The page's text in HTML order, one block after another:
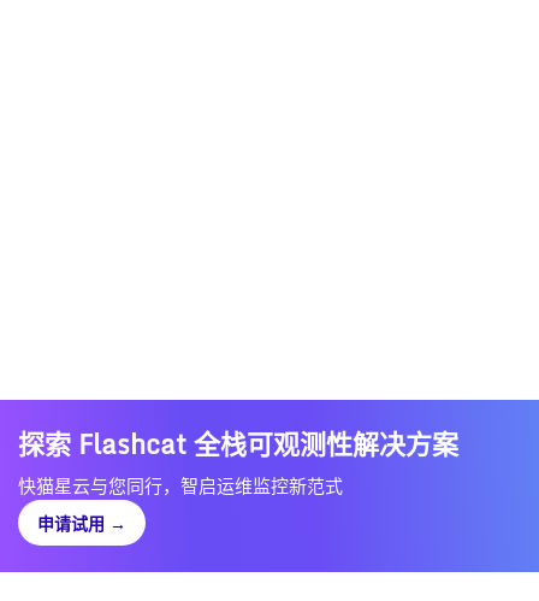
探索 Flashcat 全栈可观测性解决方案
快猫星云与您同行，智启运维监控新范式
申请试用 →